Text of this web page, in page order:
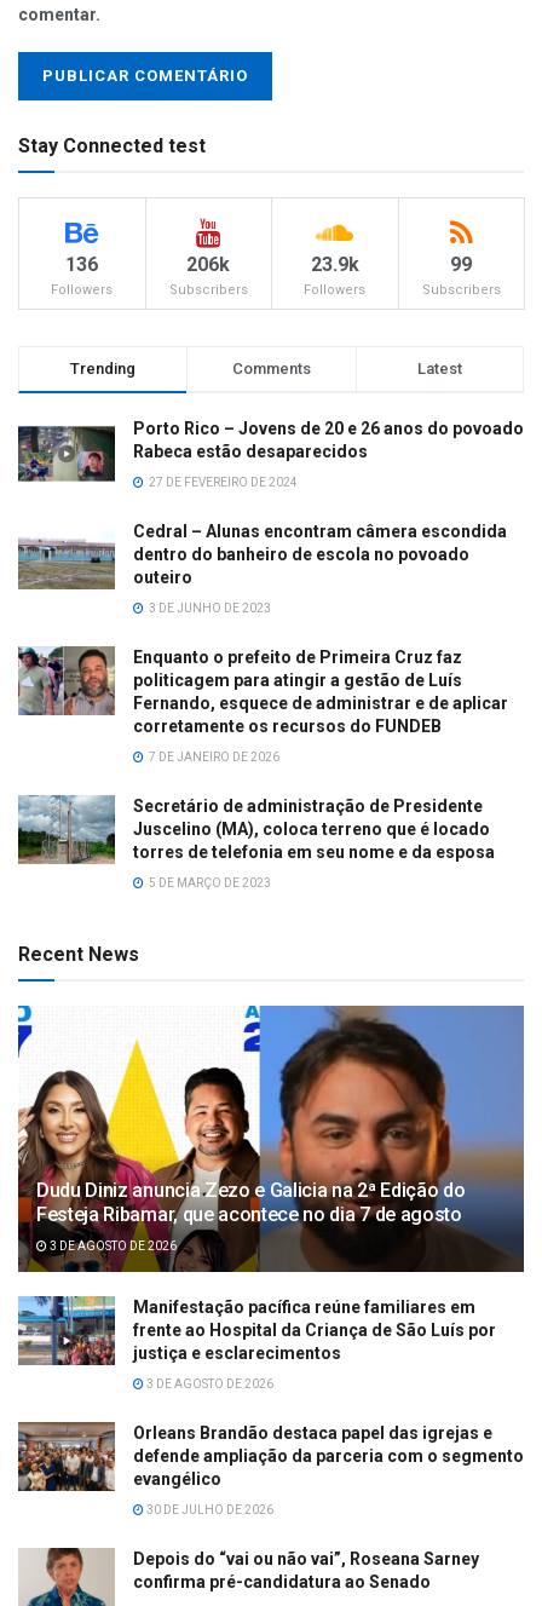
comentar.
Stay Connected test
136
Followers
206k
Subscribers
23.9k
Followers
99
Subscribers
Trending Comments Latest
Porto Rico – Jovens de 20 e 26 anos do povoado
Rabeca estão desaparecidos
27 DE FEVEREIRO DE 2024
Cedral – Alunas encontram câmera escondida
dentro do banheiro de escola no povoado
outeiro
3 DE JUNHO DE 2023
Enquanto o prefeito de Primeira Cruz faz
politicagem para atingir a gestão de Luís
Fernando, esquece de administrar e de aplicar
corretamente os recursos do FUNDEB
7 DE JANEIRO DE 2026
Secretário de administração de Presidente
Juscelino (MA), coloca terreno que é locado
torres de telefonia em seu nome e da esposa
5 DE MARÇO DE 2023
Recent News
Dudu Diniz anuncia Zezo e Galicia na 2ª Edição do
Festeja Ribamar, que acontece no dia 7 de agosto
3 DE AGOSTO DE 2026
Manifestação pacífica reúne familiares em
frente ao Hospital da Criança de São Luís por
justiça e esclarecimentos
3 DE AGOSTO DE 2026
Orleans Brandão destaca papel das igrejas e
defende ampliação da parceria com o segmento
evangélico
30 DE JULHO DE 2026
Depois do “vai ou não vai”, Roseana Sarney
confirma pré-candidatura ao Senado